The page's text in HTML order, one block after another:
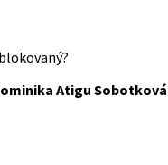
Atigu Sobotková